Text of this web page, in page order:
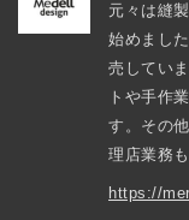
元々は縫
始めまし
売してい
トや手作
す。その
理店業務
https://